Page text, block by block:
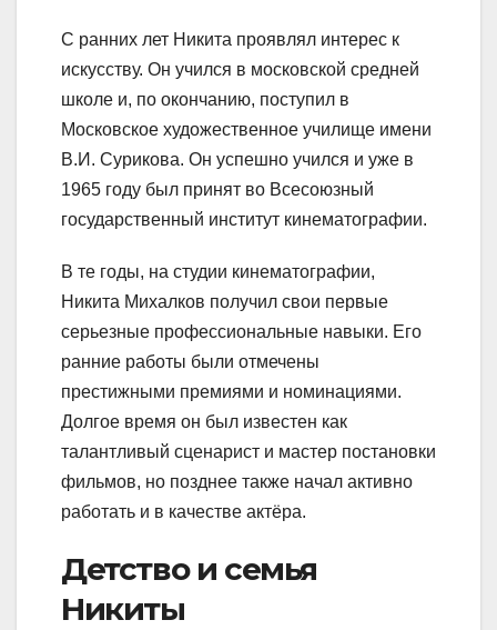
С ранних лет Никита проявлял интерес к
искусству. Он учился в московской средней
школе и, по окончанию, поступил в
Московское художественное училище имени
В.И. Сурикова. Он успешно учился и уже в
1965 году был принят во Всесоюзный
государственный институт кинематографии.
В те годы, на студии кинематографии,
Никита Михалков получил свои первые
серьезные профессиональные навыки. Его
ранние работы были отмечены
престижными премиями и номинациями.
Долгое время он был известен как
талантливый сценарист и мастер постановки
фильмов, но позднее также начал активно
работать и в качестве актёра.
Детство и семья
Никиты